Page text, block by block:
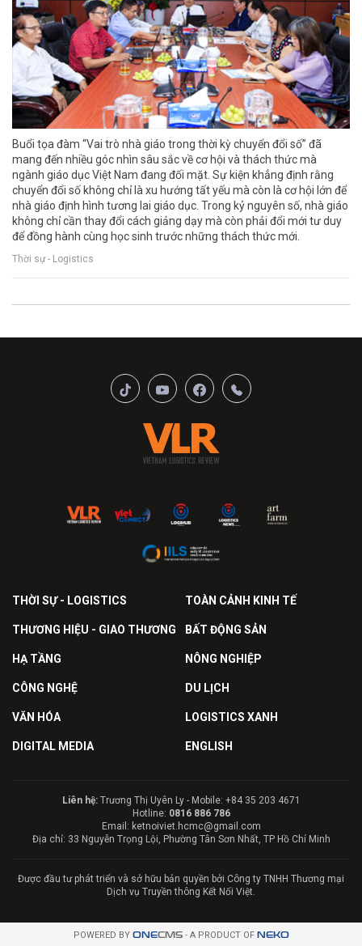
Buổi tọa đàm “Vai trò nhà giáo trong thời kỳ chuyển đổi số” đã
mang đến nhiều góc nhìn sâu sắc về cơ hội và thách thức mà
ngành giáo dục Việt Nam đang đối mặt. Sự kiện khẳng định rằng
chuyển đổi số không chỉ là xu hướng tất yếu mà còn là cơ hội lớn để
nhà giáo định hình tương lai giáo dục. Trong kỷ nguyên số, nhà giáo
không chỉ cần thay đổi cách giảng dạy mà còn phải đổi mới tư duy
để đồng hành cùng học sinh trước những thách thức mới.
Thời sự - Logistics
THỜI SỰ - LOGISTICS TOÀN CẢNH KINH TẾ
THƯƠNG HIỆU - GIAO THƯƠNG BẤT ĐỘNG SẢN
HẠ TẦNG NÔNG NGHIỆP
CÔNG NGHỆ DU LỊCH
VĂN HÓA LOGISTICS XANH
DIGITAL MEDIA ENGLISH
Liên hệ:Trương Thị Uyên Ly - Mobile: +84 35 203 4671
Hotline: 0816 886 786
Email: ketnoiviet.hcmc@gmail.com
Địa chỉ: 33 Nguyễn Trọng Lội, Phường Tân Sơn Nhất, TP Hồ Chí Minh
Được đầu tư phát triển và sở hữu bản quyền bởi Công ty TNHH Thương mại
Dịch vụ Truyền thông Kết Nối Việt.
POWERED BY ONECMS- A PRODUCT OF NEKO